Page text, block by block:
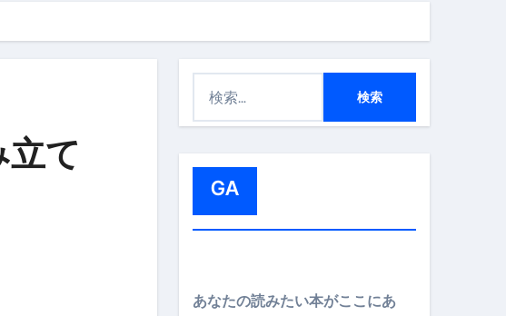
習慣 | レシピ付き | ダイエット中の食事
説
ームードメイン】
て
GA
あなたの読みたい本がここにあ